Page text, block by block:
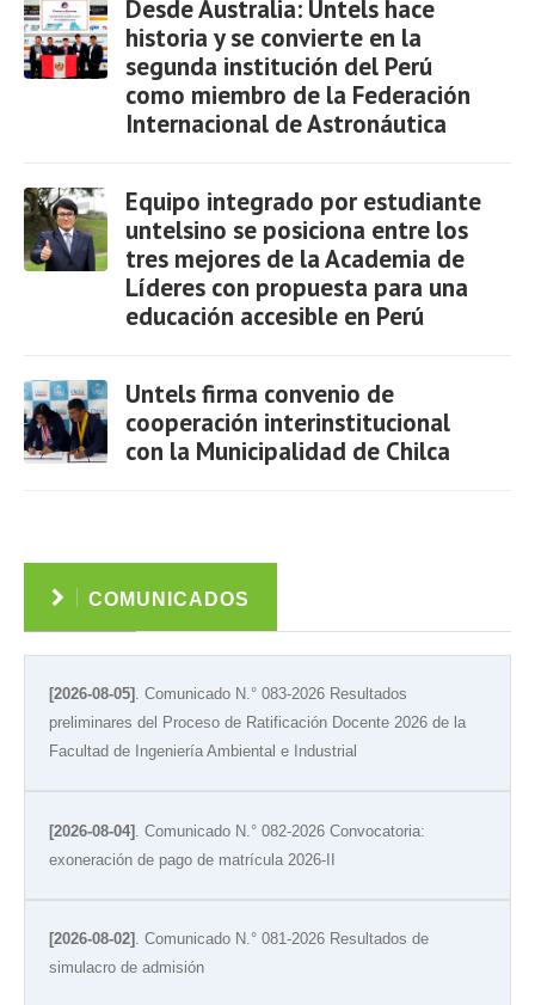
Desde Australia: Untels hace
historia y se convierte en la
segunda institución del Perú
como miembro de la Federación
Internacional de Astronáutica
Equipo integrado por estudiante
untelsino se posiciona entre los
tres mejores de la Academia de
Líderes con propuesta para una
educación accesible en Perú
Untels firma convenio de
cooperación interinstitucional
con la Municipalidad de Chilca
COMUNICADOS
[2026-08-05]
. Comunicado N.° 083-2026 Resultados
preliminares del Proceso de Ratificación Docente 2026 de la
Facultad de Ingeniería Ambiental e Industrial
[2026-08-04] . Comunicado N.° 082-2026 Convocatoria:
exoneración de pago de matrícula 2026-II
[2026-08-02] . Comunicado N.° 081-2026 Resultados de
simulacro de admisión